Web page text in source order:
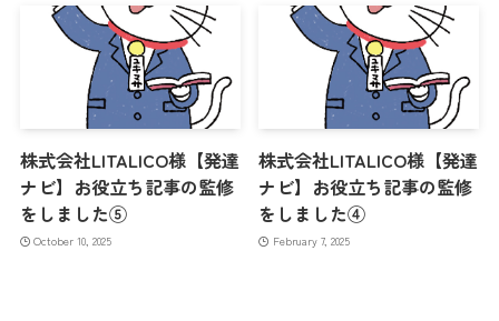
株式会社LITALICO様【発達
ナビ】お役立ち記事の監修
をしました⑤
October 10, 2025
株式会社LITALICO様【発達
ナビ】お役立ち記事の監修
をしました④
February 7, 2025